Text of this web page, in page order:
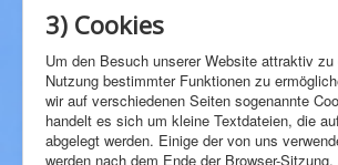
3) Cookies
Um den Besuch unserer Website attraktiv
Nutzung bestimmter Funktionen zu
wir auf verschiedenen Seiten sogenannte
handelt es sich um kleine Textdateien, die
abgelegt werden. Einige der von uns
werden nach dem Ende der Browser-